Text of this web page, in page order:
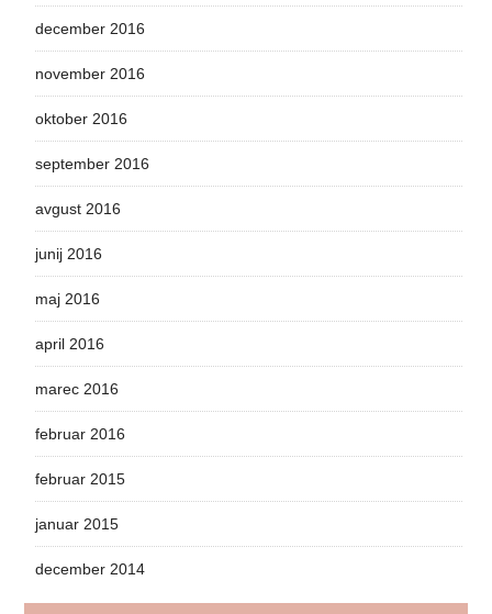
december 2016
november 2016
oktober 2016
september 2016
avgust 2016
junij 2016
maj 2016
april 2016
marec 2016
februar 2016
februar 2015
januar 2015
december 2014